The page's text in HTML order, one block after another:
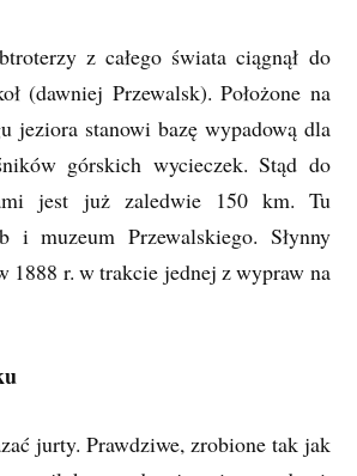
z całego świata ciągnął do
(dawniej Przewalsk). Położone na
jeziora stanowi bazę wypadową dla
górskich wycieczek. Stąd do
jest już zaledwie 150 km. Tu
i muzeum Przewalskiego. Słynny
1888 r. w trakcie jednej z wypraw na
jurty. Prawdziwe, zrobione tak jak